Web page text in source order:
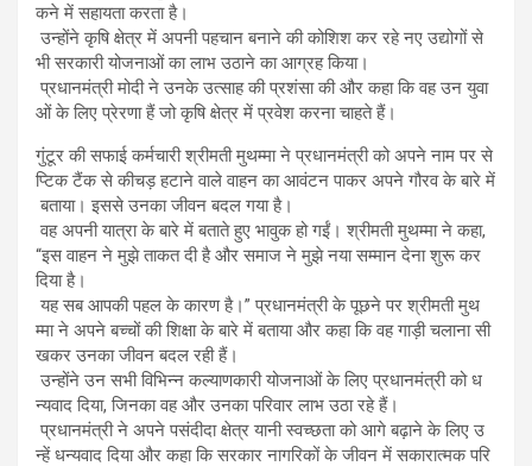
कने में सहायता करता है।
उन्होंने कृषि क्षेत्र में अपनी पहचान बनाने की कोशिश कर रहे नए उद्योगों से
भी सरकारी योजनाओं का लाभ उठाने का आग्रह किया।
प्रधानमंत्री मोदी ने उनके उत्साह की प्रशंसा की और कहा कि वह उन युवा
ओं के लिए प्रेरणा हैं जो कृषि क्षेत्र में प्रवेश करना चाहते हैं।
गुंटूर की सफाई कर्मचारी श्रीमती मुथम्मा ने प्रधानमंत्री को अपने नाम पर से
प्टिक टैंक से कीचड़ हटाने वाले वाहन का आवंटन पाकर अपने गौरव के बारे में
बताया। इससे उनका जीवन बदल गया है।
वह अपनी यात्रा के बारे में बताते हुए भावुक हो गईं। श्रीमती मुथम्मा ने कहा,
“इस वाहन ने मुझे ताकत दी है और समाज ने मुझे नया सम्मान देना शुरू कर
दिया है।
यह सब आपकी पहल के कारण है।” प्रधानमंत्री के पूछने पर श्रीमती मुथ
म्मा ने अपने बच्चों की शिक्षा के बारे में बताया और कहा कि वह गाड़ी चलाना सी
खकर उनका जीवन बदल रही हैं।
उन्होंने उन सभी विभिन्न कल्याणकारी योजनाओं के लिए प्रधानमंत्री को ध
न्यवाद दिया, जिनका वह और उनका परिवार लाभ उठा रहे हैं।
प्रधानमंत्री ने अपने पसंदीदा क्षेत्र यानी स्वच्छता को आगे बढ़ाने के लिए उ
न्हें धन्यवाद दिया और कहा कि सरकार नागरिकों के जीवन में सकारात्मक परि